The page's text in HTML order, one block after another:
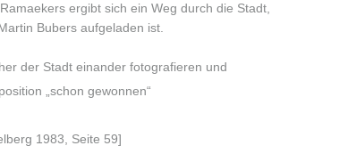
ergibt sich ein Weg durch die Stadt,
Bubers aufgeladen ist.
der Stadt einander fotografieren und
„schon gewonnen“
1983, Seite 59]